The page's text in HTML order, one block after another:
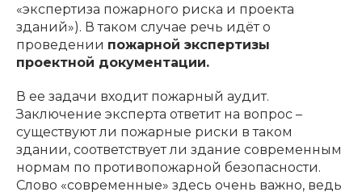
«экспертиза пожарного риска и проекта
зданий»). В таком случае речь идёт о
проведении пожарной экспертизы
проектной документации.
В ее задачи входит пожарный аудит.
Заключение эксперта ответит на вопрос –
существуют ли пожарные риски в таком
здании, соответствует ли здание современным
нормам по противопожарной безопасности.
Слово «современные» здесь очень важно, ведь